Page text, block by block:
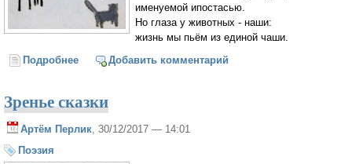
именуемой ипостасью.
Но глаза у животных - наши:
жизнь мы пьём из единой чаши.
Подробнее о Что-то высказать...
Добавить комментарий
Зренье сказки
Артём Перлик, 30/12/2017 — 14:01
Поэзия